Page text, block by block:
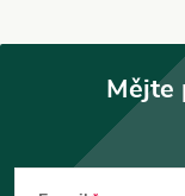
Mějte